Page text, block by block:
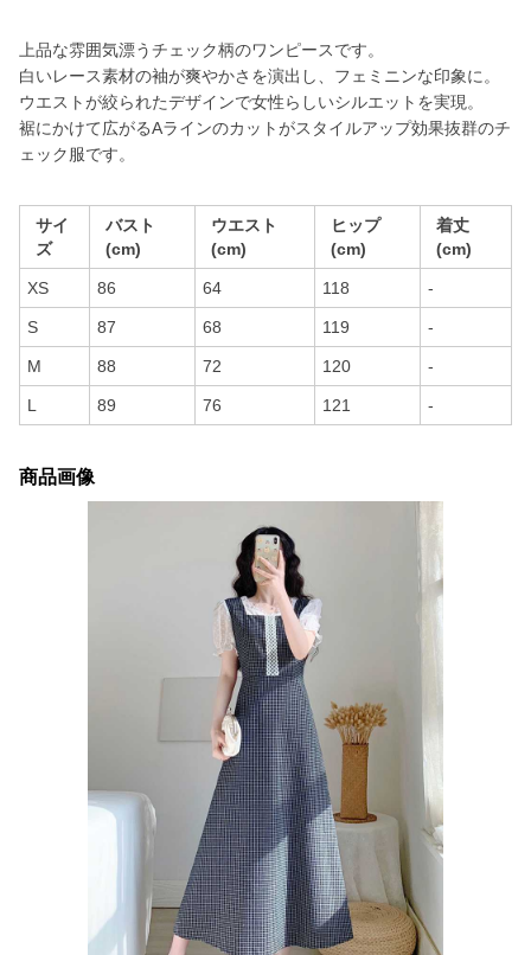
上品な雰囲気漂うチェック柄のワンピースです。
白いレース素材の袖が爽やかさを演出し、フェミニンな印象に。
ウエストが絞られたデザインで女性らしいシルエットを実現。
裾にかけて広がるAラインのカットがスタイルアップ効果抜群のチ
ェック服です。
サイ
ズ
バスト
(cm)
ウエスト
(cm)
ヒップ
(cm)
着丈
(cm)
XS 86 64 118 -
S 87 68 119 -
M 88 72 120 -
L 89 76 121 -
商品画像